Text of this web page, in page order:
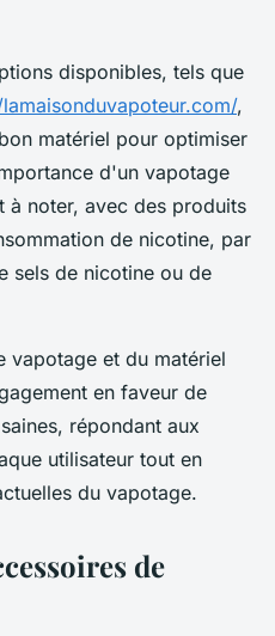
disponibles, tels que
,
matériel pour optimiser
d'un vapotage
à noter, avec des produits
de nicotine, par
sels de nicotine ou de
vapotage et du matériel
en faveur de
répondant aux
utilisateur tout en
du vapotage.
de